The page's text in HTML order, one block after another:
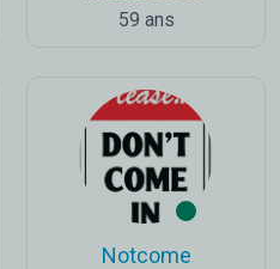
59 ans
Notcome